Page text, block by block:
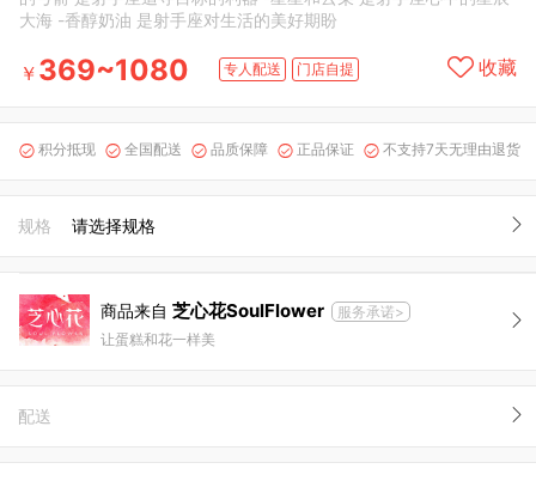
大海 -香醇奶油 是射手座对生活的美好期盼
￥ 369~1080 专人配送 门店自提 收藏
 积分抵现  全国配送  品质保障  正品保证  不支持7天无理由退货
规格 请选择规格
商品来自 芝心花SoulFlower
服务承诺>
让蛋糕和花一样美
配送